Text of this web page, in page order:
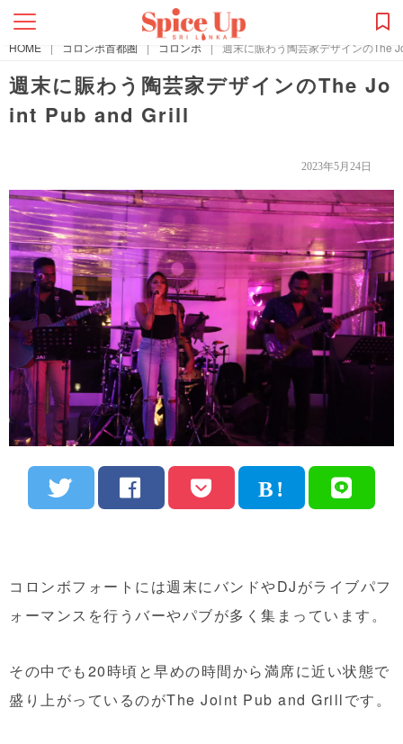
HOME | コロンボ首都圏 | コロンボ | 週末に賑わう陶芸家デザインのThe
週末に賑わう陶芸家デザインのThe Jo
int Pub and Grill
2023年5月24日
コロンボフォートには週末にバンドやDJがライブパフ
ォーマンスを行うバーやパブが多く集まっています。
その中でも20時頃と早めの時間から満席に近い状態で
盛り上がっているのがThe Joint Pub and Grillです。